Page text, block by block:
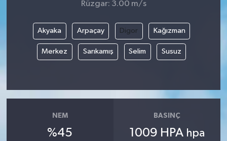
Rüzgar: 3.00 m/s
Akyaka Arpaçay Digor Kağızman
Merkez Sarıkamış Selim Susuz
NEM
%45
BASINÇ
1009 HPA hpa